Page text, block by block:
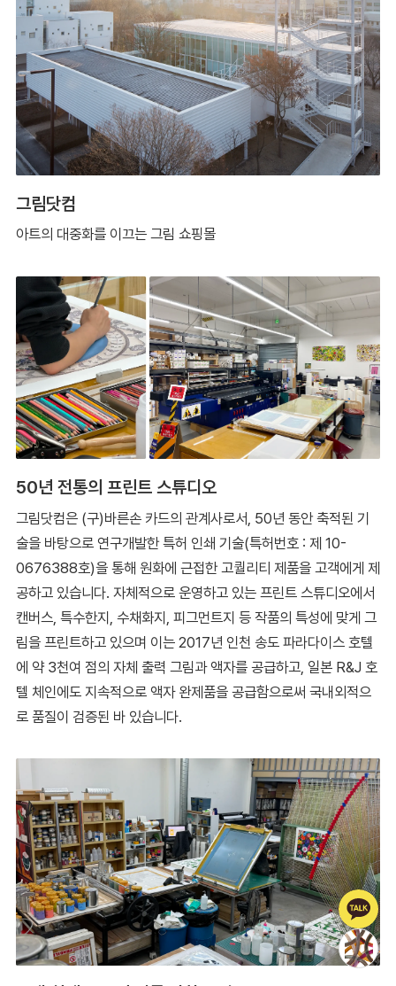
그림닷컴
아트의 대중화를 이끄는 그림 쇼핑몰
50년 전통의 프린트 스튜디오
그림닷컴은 (구)바른손 카드의 관계사로서, 50년 동안 축적된 기
술을 바탕으로 연구개발한 특허 인쇄 기술(특허번호 : 제 10-
0676388호)을 통해 원화에 근접한 고퀄리티 제품을 고객에게 제
공하고 있습니다. 자체적으로 운영하고 있는 프린트 스튜디오에서
캔버스, 특수한지, 수채화지, 피그먼트지 등 작품의 특성에 맞게 그
림을 프린트하고 있으며 이는 2017년 인천 송도 파라다이스 호텔
에 약 3천여 점의 자체 출력 그림과 액자를 공급하고, 일본 R&J 호
텔 체인에도 지속적으로 액자 완제품을 공급함으로써 국내외적으
로 품질이 검증된 바 있습니다.